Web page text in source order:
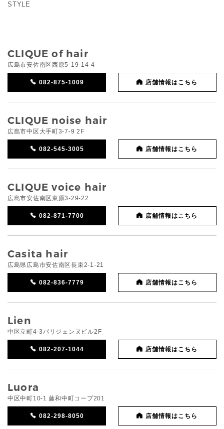
STYLE
CLIQUE of hair
広島市安佐南区西原5-19-14-4
082-875-1009 店舗情報はこちら
CLIQUE noise hair
広島市中区大手町3-7-9 2F
082-545-3005 店舗情報はこちら
CLIQUE voice hair
広島市安佐南区東原3-29-22
082-871-7700 店舗情報はこちら
Casita hair
広島県広島市安佐南区長束2-1-21
082-836-7779 店舗情報はこちら
Lien
中区立町4-3パリジェンヌビル2F
082-207-1044 店舗情報はこちら
Luora
中区中町10-1 藤和中町コープ201
082-298-8050 店舗情報はこちら